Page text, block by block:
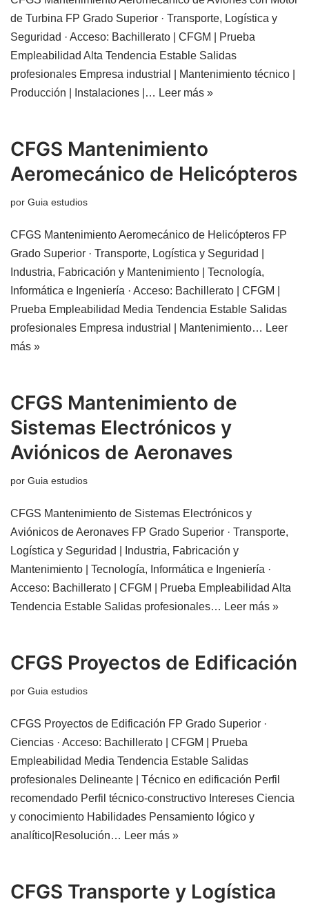
de Turbina FP Grado Superior · Transporte, Logística y
Seguridad · Acceso: Bachillerato | CFGM | Prueba
Empleabilidad Alta Tendencia Estable Salidas
profesionales Empresa industrial | Mantenimiento técnico |
Producción | Instalaciones |… Leer más »
CFGS Mantenimiento
Aeromecánico de Helicópteros
por Guia estudios
CFGS Mantenimiento Aeromecánico de Helicópteros FP
Grado Superior · Transporte, Logística y Seguridad |
Industria, Fabricación y Mantenimiento | Tecnología,
Informática e Ingeniería · Acceso: Bachillerato | CFGM |
Prueba Empleabilidad Media Tendencia Estable Salidas
profesionales Empresa industrial | Mantenimiento… Leer
más »
CFGS Mantenimiento de
Sistemas Electrónicos y
Aviónicos de Aeronaves
por Guia estudios
CFGS Mantenimiento de Sistemas Electrónicos y
Aviónicos de Aeronaves FP Grado Superior · Transporte,
Logística y Seguridad | Industria, Fabricación y
Mantenimiento | Tecnología, Informática e Ingeniería ·
Acceso: Bachillerato | CFGM | Prueba Empleabilidad Alta
Tendencia Estable Salidas profesionales… Leer más »
CFGS Proyectos de Edificación
por Guia estudios
CFGS Proyectos de Edificación FP Grado Superior ·
Ciencias · Acceso: Bachillerato | CFGM | Prueba
Empleabilidad Media Tendencia Estable Salidas
profesionales Delineante | Técnico en edificación Perfil
recomendado Perfil técnico-constructivo Intereses Ciencia
y conocimiento Habilidades Pensamiento lógico y
analítico|Resolución… Leer más »
CFGS Transporte y Logística